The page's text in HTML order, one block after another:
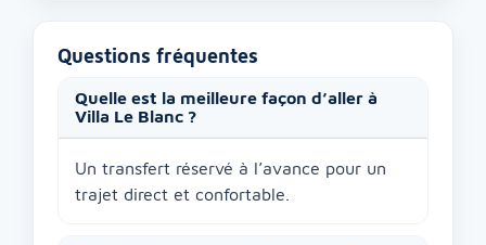
Questions fréquentes
Quelle est la meilleure façon d’aller à
Villa Le Blanc ?
Un transfert réservé à l’avance pour un
trajet direct et confortable.